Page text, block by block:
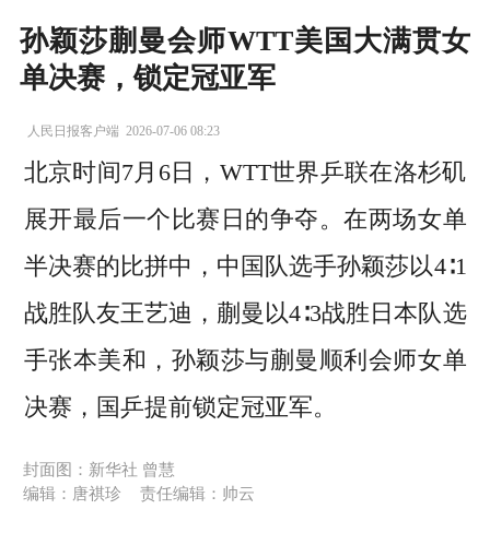
孙颖莎蒯曼会师WTT美国大满贯女
单决赛，锁定冠亚军
人民日报客户端 2026-07-06 08:23
北京时间7月6日，WTT世界乒联在洛杉矶
展开最后一个比赛日的争夺。在两场女单
半决赛的比拼中，中国队选手孙颖莎以4∶1
战胜队友王艺迪，蒯曼以4∶3战胜日本队选
手张本美和，孙颖莎与蒯曼顺利会师女单
决赛，国乒提前锁定冠亚军。
封面图：新华社 曾慧
编辑：唐祺珍
责任编辑：帅云